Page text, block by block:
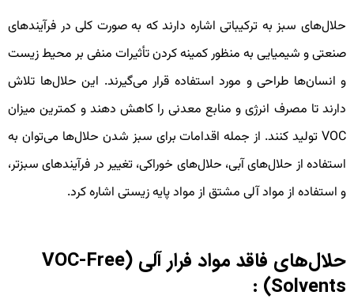
حلال‌های سبز به ترکیباتی اشاره دارند که به صورت کلی در فرآیندهای
صنعتی و شیمیایی به منظور کمینه کردن تأثیرات منفی بر محیط زیست
و انسان‌ها طراحی و مورد استفاده قرار می‌گیرند. این حلال‌ها تلاش
دارند تا مصرف انرژی و منابع معدنی را کاهش دهند و کمترین میزان
VOC تولید کنند. از جمله اقدامات برای سبز شدن حلال‌ها می‌توان به
استفاده از حلال‌های آبی، حلال‌های خوراکی، تغییر در فرآیندهای سبز‌تر،
و استفاده از مواد آلی مشتق از مواد پایه زیستی اشاره کرد.
حلال‌های فاقد مواد فرار آلی (VOC-Free
Solvents)
: